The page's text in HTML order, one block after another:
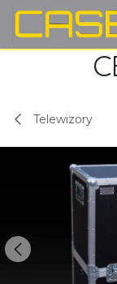
Przejdź do
Telewizory